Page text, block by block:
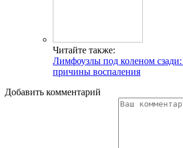
Читайте также:
Лимфоузлы под коленом
причины воспаления
Добавить комментарий